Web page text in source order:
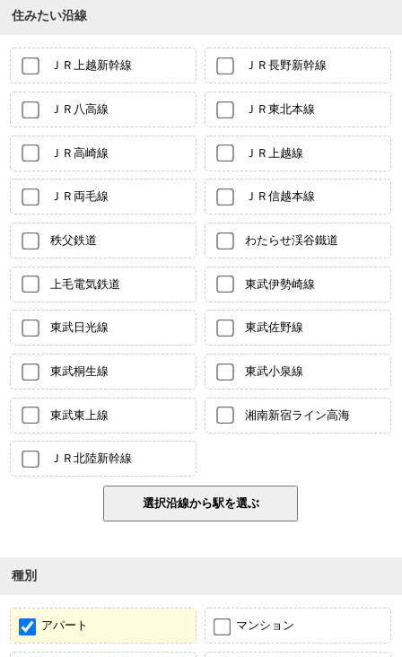
住みたい沿線
ＪＲ上越新幹線 ＪＲ長野新幹線
ＪＲ八高線 ＪＲ東北本線
ＪＲ高崎線 ＪＲ上越線
ＪＲ両毛線 ＪＲ信越本線
秩父鉄道 わたらせ渓谷鐵道
上毛電気鉄道 東武伊勢崎線
東武日光線 東武佐野線
東武桐生線 東武小泉線
東武東上線 湘南新宿ライン高海
ＪＲ北陸新幹線
種別
アパート マンション